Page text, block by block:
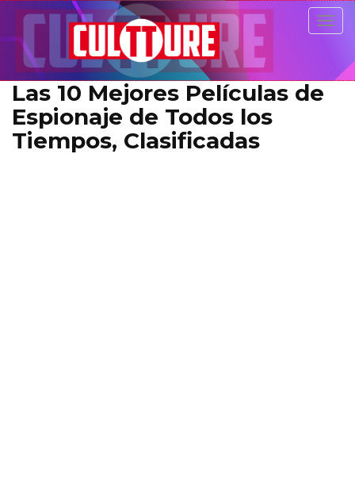
Las 10 Mejores Películas de
Espionaje de Todos los
Tiempos, Clasificadas